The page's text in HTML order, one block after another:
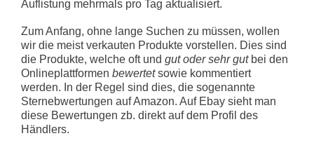
Auflistung mehrmals pro Tag aktualisiert.
Zum Anfang, ohne lange Suchen zu müssen, wollen
wir die meist verkauten Produkte vorstellen. Dies sind
die Produkte, welche oft und gut oder sehr gutbei den
Onlineplattformen bewertetsowie kommentiert
werden. In der Regel sind dies, die sogenannte
Sternebwertungen auf Amazon. Auf Ebay sieht man
diese Bewertungen zb. direkt auf dem Profil des
Händlers.